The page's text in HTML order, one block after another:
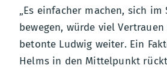
„Es einfacher machen, sich im
bewegen, würde viel Vertrauen
betonte Ludwig weiter. Ein
Helms in den Mittelpunkt